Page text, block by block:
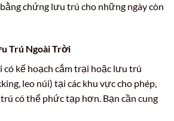
chứng lưu trú cho những ngày còn
Trú Ngoài Trời
kế hoạch cắm trại hoặc lưu trú
leo núi) tại các khu vực cho phép,
có thể phức tạp hơn. Bạn cần cung